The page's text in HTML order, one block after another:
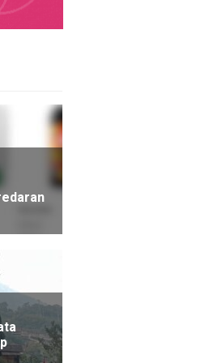
Bantuan Air Bersih ke